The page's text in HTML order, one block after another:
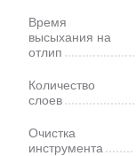
Время
высыхания на
отлип
Количество
слоев
Очистка
инструмента